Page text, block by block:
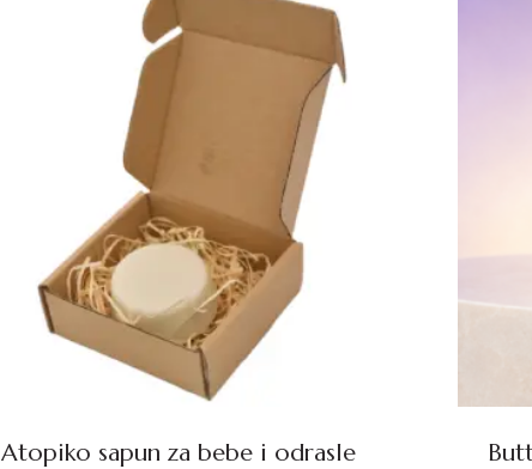
Atopiko sapun za bebe i odrasle